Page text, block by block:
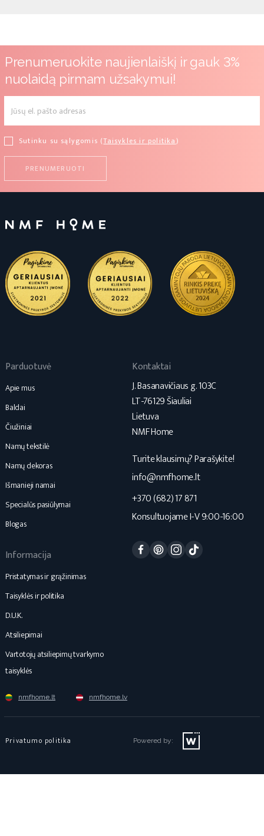
Prenumeruokite naujienlaiškį ir gauk 3%
nuolaidą pirmam užsakymui!
Sutinku su sąlygomis (Taisykles ir politika)
Parduotuvė
Apie mus
Baldai
Čiužiniai
Namų tekstilė
Namų dekoras
Išmanieji namai
Specialūs pasiūlymai
Blogas
Informacija
Pristatymas ir grąžinimas
Taisyklės ir politika
D.U.K.
Atsiliepimai
Vartotojų atsiliepimų tvarkymo
taisyklės
Kontaktai
J. Basanavičiaus g. 103C
LT-76129 Šiauliai
Lietuva
NMF Home
Turite klausimų? Parašykite!
info@nmfhome.lt
+370 (682) 17 871
Konsultuojame I-V 9:00-16:00
FacebookPinterestInstagram
nmfhome.lt nmfhome.lv
Privatumo politika Powered by: